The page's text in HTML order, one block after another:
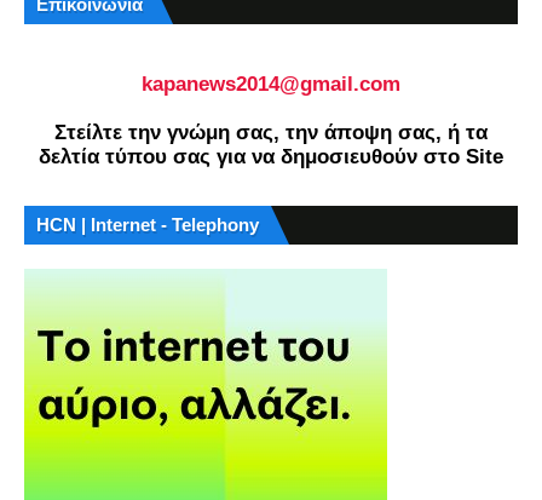
kapanews2014@gmail.com
Στείλτε την γνώμη σας, την άποψη σας, ή τα
δελτία τύπου σας για να δημοσιευθούν στο Site
HCN | Internet - Telephony